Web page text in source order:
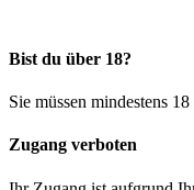
Bist du über 18?
Sie müssen mindestens
Zugang verboten